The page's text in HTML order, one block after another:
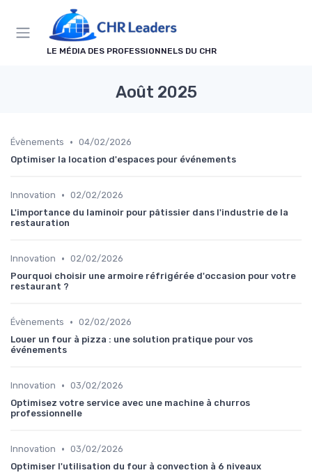
LE MÉDIA DES PROFESSIONNELS DU CHR
Août 2025
Évènements • 04/02/2026
Optimiser la location d'espaces pour événements
Innovation • 02/02/2026
L'importance du laminoir pour pâtissier dans l'industrie de la
restauration
Innovation • 02/02/2026
Pourquoi choisir une armoire réfrigérée d'occasion pour votre
restaurant ?
Évènements • 02/02/2026
Louer un four à pizza : une solution pratique pour vos
événements
Innovation • 03/02/2026
Optimisez votre service avec une machine à churros
professionnelle
Innovation • 03/02/2026
Optimiser l'utilisation du four à convection à 6 niveaux
Panneau de gestion des cookies